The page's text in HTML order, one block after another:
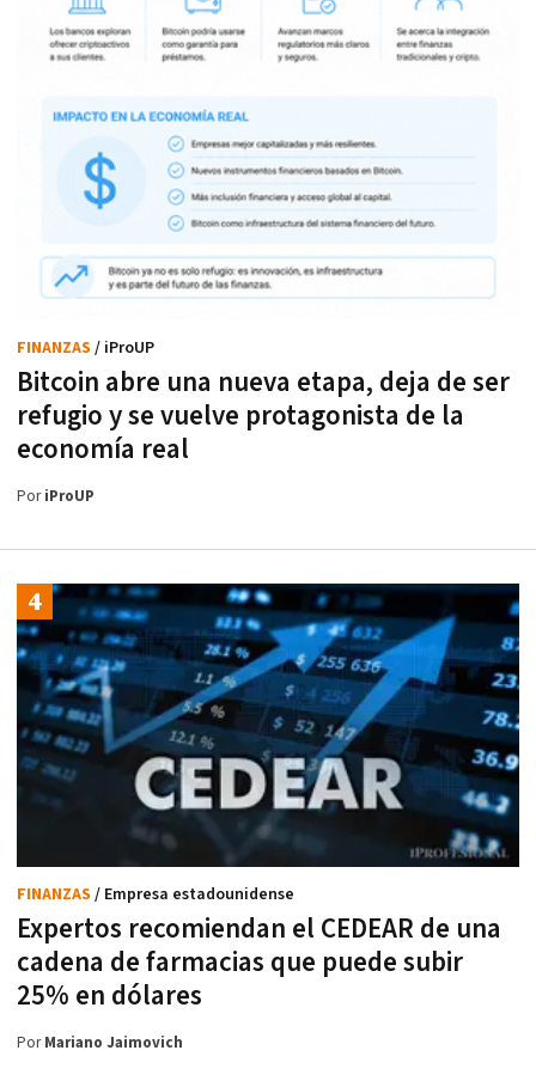
Bitcoin abre una nueva etapa, deja de ser
refugio y se vuelve protagonista de la
economía real
FINANZAS / iProUP
PoriProUP
Expertos recomiendan el CEDEAR de una
cadena de farmacias que puede subir
25% en dólares
FINANZAS / Empresa estadounidense
PorMariano Jaimovich